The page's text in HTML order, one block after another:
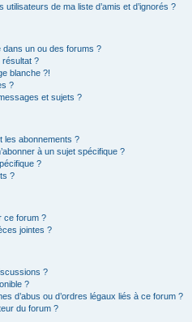
de ma liste d’amis et d’ignorés ?
un ou des forums ?
résultat ?
blanche ?!
?
et sujets ?
les abonnements ?
à un sujet spécifique ?
?
?
ce forum ?
jointes ?
?
?
d’abus ou d’ordres légaux liés à ce forum ?
du forum ?